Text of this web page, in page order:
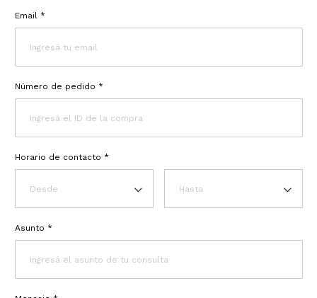
Email *
Número de pedido *
Horario de contacto *
Desde Hasta
Asunto *